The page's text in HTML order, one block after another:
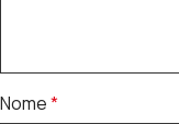
Nome*